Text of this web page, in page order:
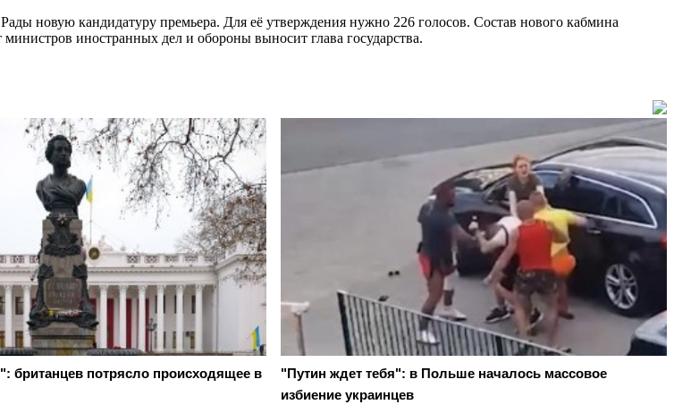
новую кандидатуру премьера. Для её утверждения нужно 226 голосов. Состав нового кабмина
иностранных дел и обороны выносит глава государства.
британцев потрясло происходящее в
"Путин ждет тебя": в Польше началось массовое
избиение украинцев